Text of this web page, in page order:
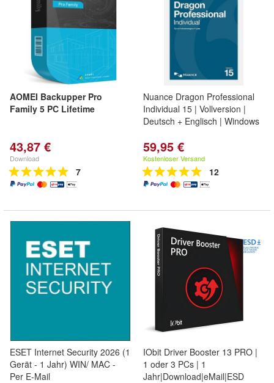
AOMEI Backupper Pro
Family 5 PC Lifetime
43,87 €
Download
7
Nuance Dragon Professional
Individual 15 | Vollversion |
Deutsch + Englisch | Windows
59,95 €
Kostenloser Versand
12
ESET Internet Security 2026 (1
Gerät - 1 Jahr) WIN/ MAC -
Per E-Mail
IObit Driver Booster 13 PRO |
1 oder 3 PCs | 1
Jahr|Download|eMail|ESD